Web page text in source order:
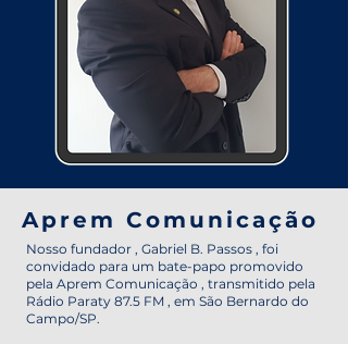
Aprem Comunicação
Nosso fundador , Gabriel B. Passos , foi
convidado para um bate-papo promovido
pela Aprem Comunicação , transmitido pela
Rádio Paraty 87.5 FM , em São Bernardo do
Campo/SP.